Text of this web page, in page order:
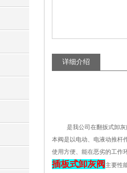
详细介绍
是我公司在翻扳式卸灰阀
本阀是以电动、电液动推杆
使用方便、能在恶劣的工作
插板式卸灰阀 主要性